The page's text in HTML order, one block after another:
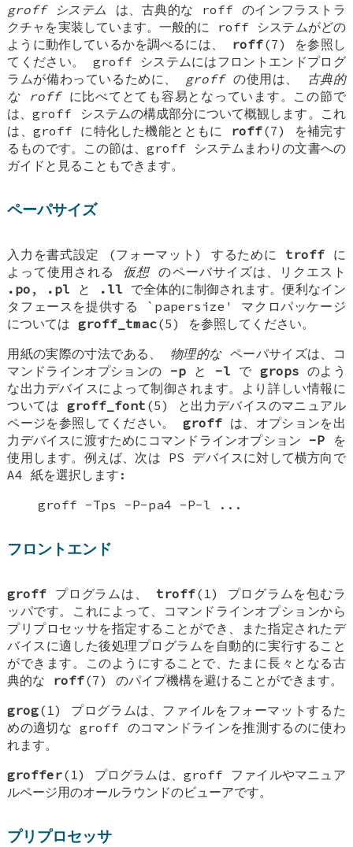
groff システム
は、古典的な roff のインフラストラ
クチャを実装しています。一般的に roff システムがどの
ように動作しているかを調べるには、 roff(7) を参照し
てください。 groff システムにはフロントエンドプログ
ラムが備わっているために、 groffの使用は、
古典的
な roffに比べてとても容易となっています。この節で
は、groff システムの構成部分について概観します。これ
は、groff に特化した機能とともに roff(7) を補完す
るものです。この節は、groff システムまわりの文書への
ガイドと見ることもできます。
ペーパサイズ
入力を書式設定 (フォーマット) するために troff に
よって使用される 仮想 のペーバサイズは、リクエスト
.po , .pl と .ll で全体的に制御されます。便利なイン
タフェースを提供する `papersize' マクロパッケージ
についてはgroff_tmac(5) を参照してください。
用紙の実際の寸法である、 物理的なペーパサイズは、コ
マンドラインオプションの -pと -l で grops のよう
な出力デバイスによって制御されます。より詳しい情報に
ついてはgroff_font (5) と出力デバイスのマニュアル
ページを参照してください。 groffは、オプションを出
力デバイスに渡すためにコマンドラインオプション -P を
使用します。例えば、次は PS デバイスに対して横方向で
A4 紙を選択します:
groff -Tps -P-pa4 -P-l ...
フロントエンド
groff プログラムは、 troff(1) プログラムを包むラ
ッパです。これによって、コマンドラインオプションから
プリプロセッサを指定することができ、また指定されたデ
バイスに適した後処理プログラムを自動的に実行すること
ができます。このようにすることで、たまに長々となる古
典的な roff(7) のパイプ機構を避けることができます。
grog(1) プログラムは、ファイルをフォーマットするた
めの適切な groff のコマンドラインを推測するのに使わ
れます。
groffer(1) プログラムは、groff ファイルやマニュア
ルページ用のオールラウンドのビューアです。
プリプロセッサ